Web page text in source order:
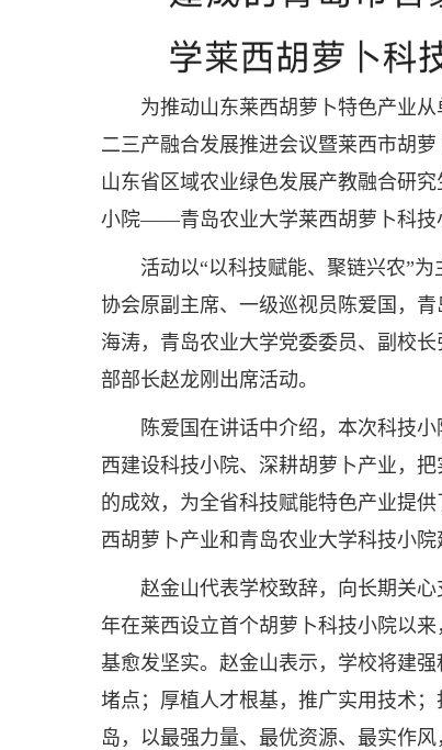
为推动山东莱西胡萝卜特色产业
二三产融合发展推进会议暨莱西市胡
山东省区域农业绿色发展产教融合研
小院——青岛农业大学莱西胡萝卜科技
活动以“以科技赋能、聚链兴农”
协会原副主席、一级巡视员陈爱国，
海涛，青岛农业大学党委委员、副校
部部长赵龙刚出席活动。
陈爱国在讲话中介绍，本次科技
西建设科技小院、深耕胡萝卜产业，
的成效，为全省科技赋能特色产业提
西胡萝卜产业和青岛农业大学科技小
赵金山代表学校致辞，向长期关
年在莱西设立首个胡萝卜科技小院以
基愈发坚实。赵金山表示，学校将建
堵点；厚植人才根基，推广实用技术
岛，以最强力量、最优资源、最实作